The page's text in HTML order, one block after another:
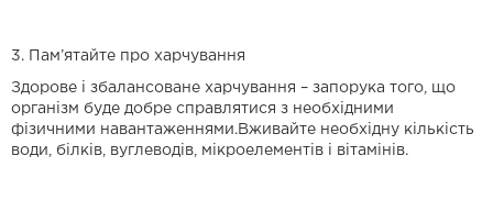
3. Пам’ятайте про харчування
Здорове і збалансоване харчування – запорука того, що
організм буде добре справлятися з необхідними
фізичними навантаженнями.Вживайте необхідну кількість
води, білків, вуглеводів, мікроелементів і вітамінів.